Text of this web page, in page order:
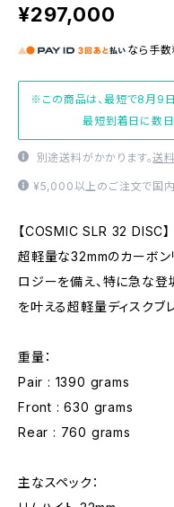
¥297,000
なら 手
※この商品は、最短で8月9日
最短到着日に数日
別途送料がかかります。送
¥5,000以上のご注文で国内
【COSMIC SLR 32 DISC】
超軽量な32mmのカーボン
ロジーを備え、特に急な登
を叶える超軽量ディスクブ
重量：
Pair : 1390 grams
Front : 630 grams
Rear : 760 grams
主なスペック：